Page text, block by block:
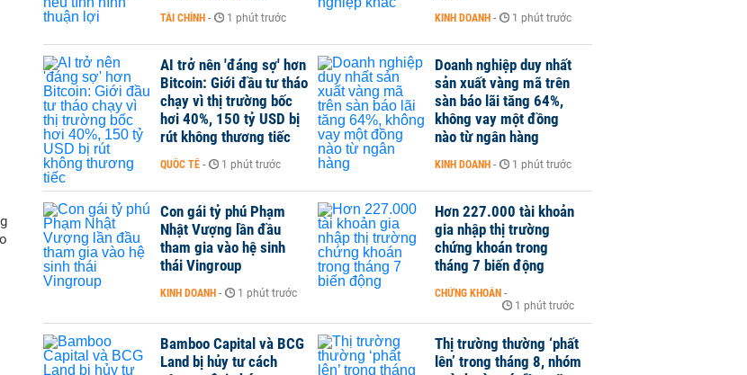
TÀI CHÍNH - 1 phút trước KINH DOANH - 1 phút trước
AI trở nên 'đáng sợ' hơn
Bitcoin: Giới đầu tư tháo
chạy vì thị trường bốc
hơi 40%, 150 tỷ USD bị
rút không thương tiếc
QUỐC TẾ - 1 phút trước
Doanh nghiệp duy nhất
sản xuất vàng mã trên
sàn báo lãi tăng 64%,
không vay một đồng
nào từ ngân hàng
KINH DOANH - 1 phút trước
Con gái tỷ phú Phạm
Nhật Vượng lần đầu
tham gia vào hệ sinh
thái Vingroup
KINH DOANH - 1 phút trước
Hơn 227.000 tài khoản
gia nhập thị trường
chứng khoán trong
tháng 7 biến động
CHỨNG KHOÁN -
1 phút trước
Bamboo Capital và BCG
Land bị hủy tư cách
Thị trường thường ‘phất
lên’ trong tháng 8, nhóm